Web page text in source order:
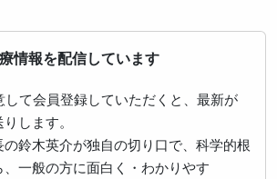
情報を配信しています
して会員登録していただくと、最新が
します。
鈴木英介が独自の切り口で、科学的根
一般の方に面白く・わかりやす